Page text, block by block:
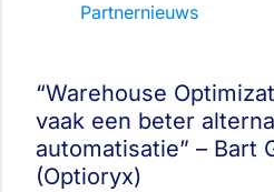
Partnernieuws
“Warehouse
vaak een beter
automatisatie” – Bart
(Optioryx)